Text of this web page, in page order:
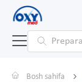
Bosh sahifa